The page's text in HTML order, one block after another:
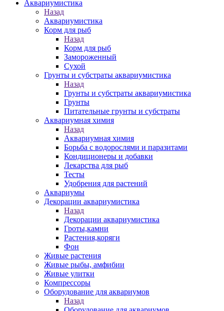
Аквариумистика
Назад
Аквариумистика
Корм для рыб
Назад
Корм для рыб
Замороженный
Сухой
Грунты и субстраты аквариумистика
Назад
Грунты и субстраты аквариумистика
Грунты
Питательные грунты и субстраты
Аквариумная химия
Назад
Аквариумная химия
Борьба с водорослями и паразитами
Кондиционеры и добавки
Лекарства для рыб
Тесты
Удобрения для растений
Аквариумы
Декорации аквариумистика
Назад
Декорации аквариумистика
Гроты,камни
Растения,коряги
Фон
Живые растения
Живые рыбы, амфибии
Живые улитки
Компрессоры
Оборудование для аквариумов
Назад